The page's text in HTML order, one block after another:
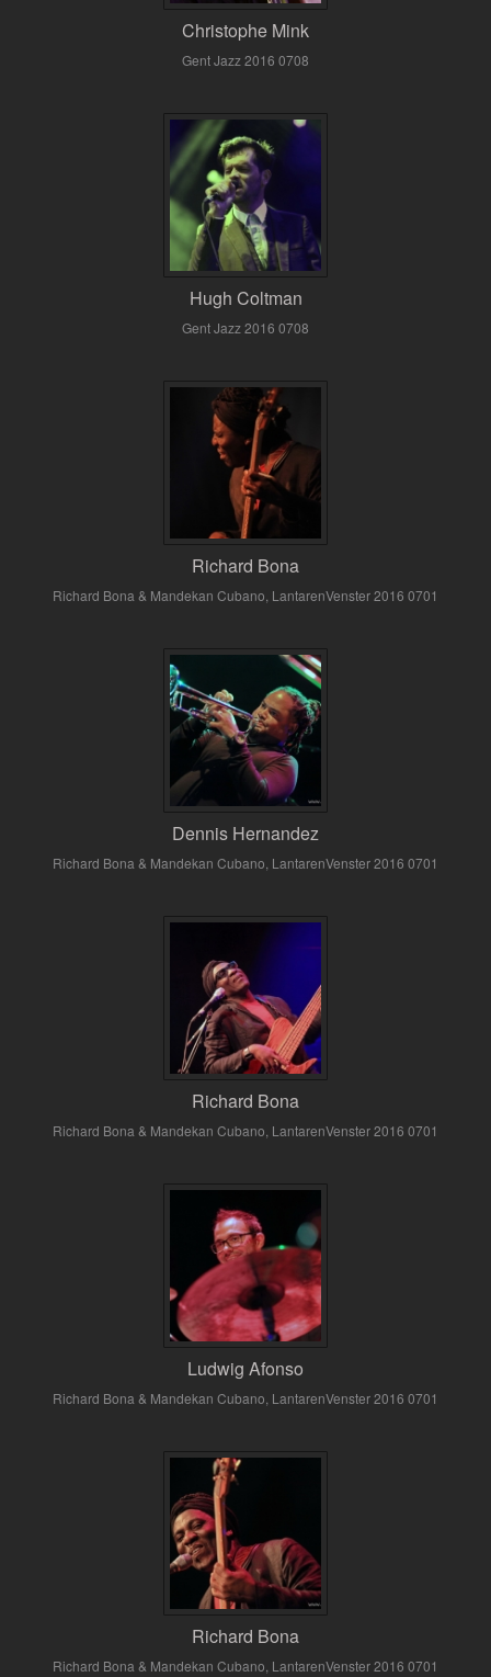
Christophe Mink
Gent Jazz 2016 0708
Hugh Coltman
Gent Jazz 2016 0708
Richard Bona
Richard Bona & Mandekan Cubano, LantarenVenster 2016 0701
Dennis Hernandez
Richard Bona & Mandekan Cubano, LantarenVenster 2016 0701
Richard Bona
Richard Bona & Mandekan Cubano, LantarenVenster 2016 0701
Ludwig Afonso
Richard Bona & Mandekan Cubano, LantarenVenster 2016 0701
Richard Bona
Richard Bona & Mandekan Cubano, LantarenVenster 2016 0701